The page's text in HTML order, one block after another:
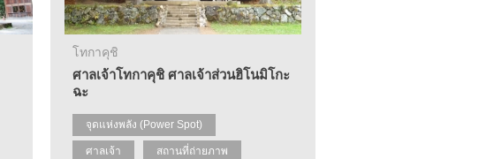
โทกาคุชิ
ศาลเจ้าโทกาคุชิ ศาลเจ้าส่วนฮิโนมิโกะ
ฉะ
จุดแห่งพลัง (Power Spot)
ศาลเจ้า สถานที่ถ่ายภาพ